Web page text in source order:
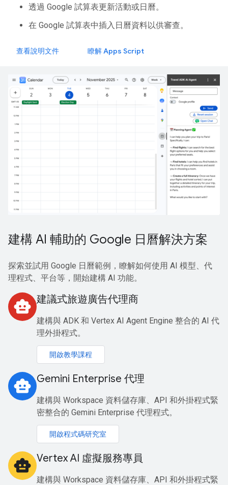
透過 Google 試算表更新活動或日曆。
在 Google 試算表中插入日曆資料以供審查。
查看說明文件 瞭解 Apps Script
建構 AI 輔助的 Google 日曆解決方案
探索並試用 Google 日曆範例，瞭解如何使用 AI 模型、代
理程式、平台等，開始建構 AI 功能。
smart_toy 建議式旅遊廣告代理商
建構與 ADK 和 Vertex AI Agent Engine 整合的 AI 代
理外掛程式。
開啟教學課程
smart_toy Gemini Enterprise 代理
建構與 Workspace 資料儲存庫、API 和外掛程式緊
密整合的 Gemini Enterprise 代理程式。
開啟程式碼研究室
smart_toy Vertex AI 虛擬服務專員
建構與 Workspace 資料儲存庫、API 和外掛程式緊